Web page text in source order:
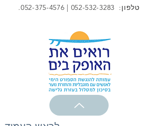
טלפון: 052-532-3283
|
052-375-4576
.